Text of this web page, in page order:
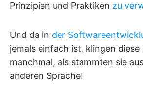
Prinzipien und Praktiken zu
Und da in der
jemals einfach ist, klingen
manchmal, als stammten sie
anderen Sprache!